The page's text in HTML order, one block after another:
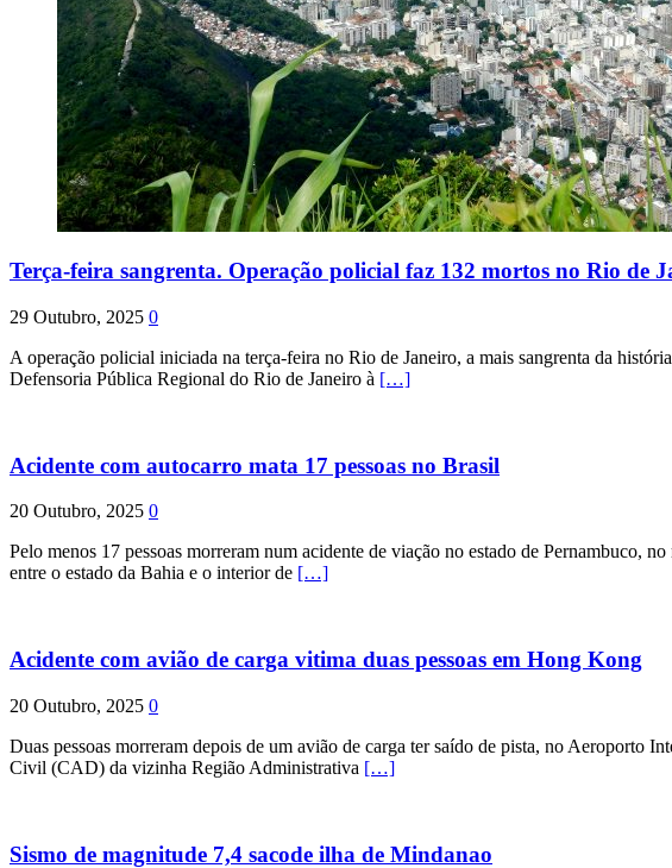
Terça-feira sangrenta. Operação policial faz 132 mortos no Rio de
29 Outubro, 2025 0
A operação policial iniciada na terça-feira no Rio de Janeiro, a mais sangrenta da
Defensoria Pública Regional do Rio de Janeiro à […]
Acidente com autocarro mata 17 pessoas no Brasil
20 Outubro, 2025 0
Pelo menos 17 pessoas morreram num acidente de viação no estado de Pernambuco,
entre o estado da Bahia e o interior de […]
Acidente com avião de carga vitima duas pessoas em Hong Kong
20 Outubro, 2025 0
Duas pessoas morreram depois de um avião de carga ter saído de pista, no Aeroporto
Civil (CAD) da vizinha Região Administrativa […]
Sismo de magnitude 7,4 sacode ilha de Mindanao